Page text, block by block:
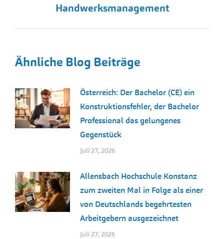
Handwerksmanagement
Ähnliche Blog Beiträge
Österreich: Der Bachelor (CE) ein
Konstruktionsfehler, der Bachelor
Professional das gelungenes
Gegenstück
Juli 27, 2026
Allensbach Hochschule Konstanz
zum zweiten Mal in Folge als einer
von Deutschlands begehrtesten
Arbeitgebern ausgezeichnet
Juli 27, 2026